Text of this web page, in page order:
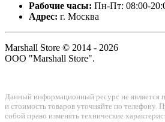
Рабочие часы: Пн-Пт: 08:00-
Адрес: г. Москва
Marshall Store © 2014 - 2026
ООО "Marshall Store".
Данный информационный ресурс не является
и стоимость товаров уточняйте по телефону.
собой право изменять технические